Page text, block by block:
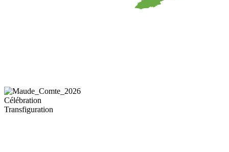
Célébration
Transfiguration